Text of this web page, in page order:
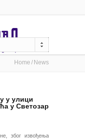
Home News
у улици
у Светозар
због извођења